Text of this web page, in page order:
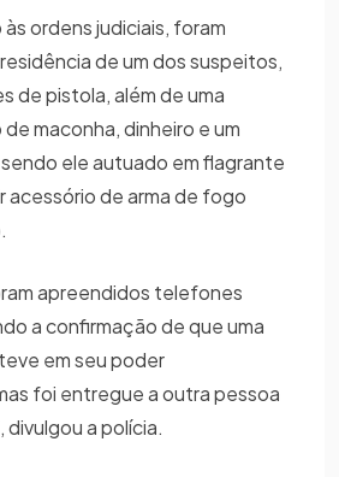
ordens judiciais, foram
de um dos suspeitos,
de pistola, além de uma
maconha, dinheiro e um
ele autuado em flagrante
acessório de arma de fogo
apreendidos telefones
a confirmação de que uma
em seu poder
foi entregue a outra pessoa
divulgou a polícia.